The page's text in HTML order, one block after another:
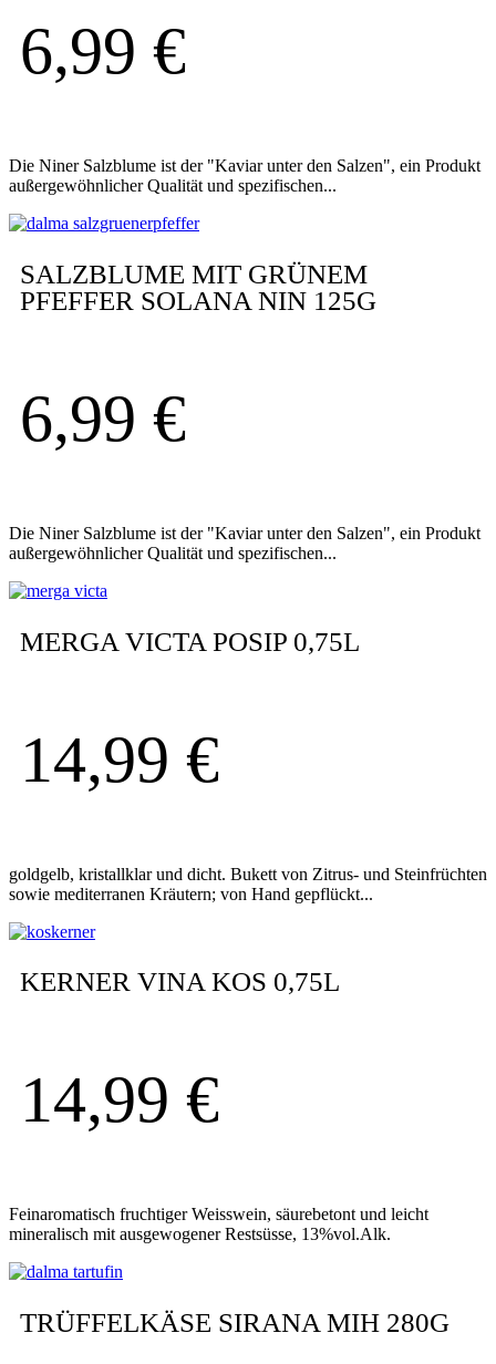
6,99 €
Die Niner Salzblume ist der "Kaviar unter den Salzen", ein Produkt
außergewöhnlicher Qualität und spezifischen...
SALZBLUME MIT GRÜNEM
PFEFFER SOLANA NIN 125G
6,99 €
Die Niner Salzblume ist der "Kaviar unter den Salzen", ein Produkt
außergewöhnlicher Qualität und spezifischen...
MERGA VICTA POSIP 0,75L
14,99 €
goldgelb, kristallklar und dicht. Bukett von Zitrus- und Steinfrüchten
sowie mediterranen Kräutern; von Hand gepflückt...
KERNER VINA KOS 0,75L
14,99 €
Feinaromatisch fruchtiger Weisswein, säurebetont und leicht
mineralisch mit ausgewogener Restsüsse, 13%vol.Alk.
TRÜFFELKÄSE SIRANA MIH 280G